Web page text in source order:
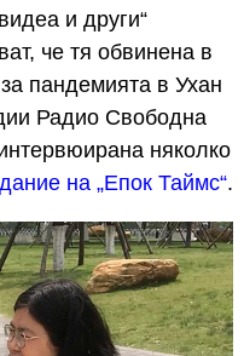
и други“
че тя обвинена в
пандемията в Ухан
Радио Свободна
няколко
на „Епок Таймс“.